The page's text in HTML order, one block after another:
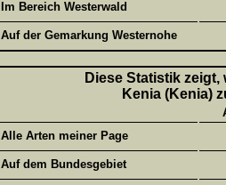
Im Bereich Westerwald
Auf der Gemarkung Westernohe
Diese Statistik
Kenia (Kenia)
Alle Arten meiner Page
Auf dem Bundesgebiet